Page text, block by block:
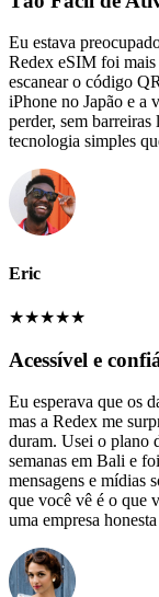
Eu estava
Redex eSIM foi
escanear o código
iPhone no Japão e a
perder, sem
tecnologia simples
Eric
★★★★★
Acessível e
Eu esperava que os
mas a Redex me
duram. Usei o plano
semanas em Bali e
mensagens e mídias
que você vê é o que
uma empresa